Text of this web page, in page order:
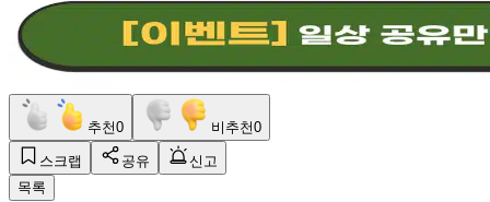
추천0 비추천0
스크랩 공유
신고
목록